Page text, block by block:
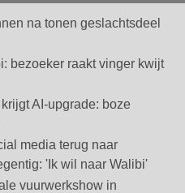
na tonen geslachtsdeel
bezoeker raakt vinger kwijt
AI-upgrade: boze
media terug naar
'Ik wil naar Walibi'
vuurwerkshow in